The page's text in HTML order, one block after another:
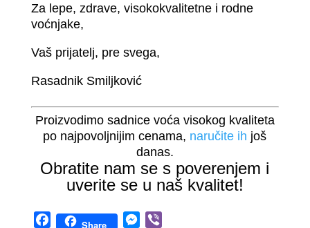
Za lepe, zdrave, visokokvalitetne i rodne
voćnjake,
Vaš prijatelj, pre svega,
Rasadnik Smiljković
Proizvodimo sadnice voća visokog kvaliteta
po najpovoljnijim cenama, naručite ih još
danas.
Obratite nam se s poverenjem i
uverite se u naš kvalitet!
Share
M